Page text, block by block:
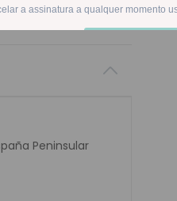
Peninsular